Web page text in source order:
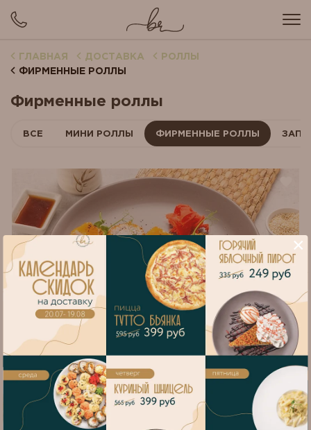
ГЛАВНАЯ ДОСТАВКА
РОЛЛЫ
ФИРМЕННЫЕ РОЛЛЫ
Фирменные роллы
ВСЕ МИНИ РОЛЛЫ ФИРМЕННЫЕ РОЛЛЫ
Калифорния
Рис, нори, снежный краб, икра Масаго, огурец, соус Масаго,
имбирь, васаби
Жиры
8
Углеводы
×